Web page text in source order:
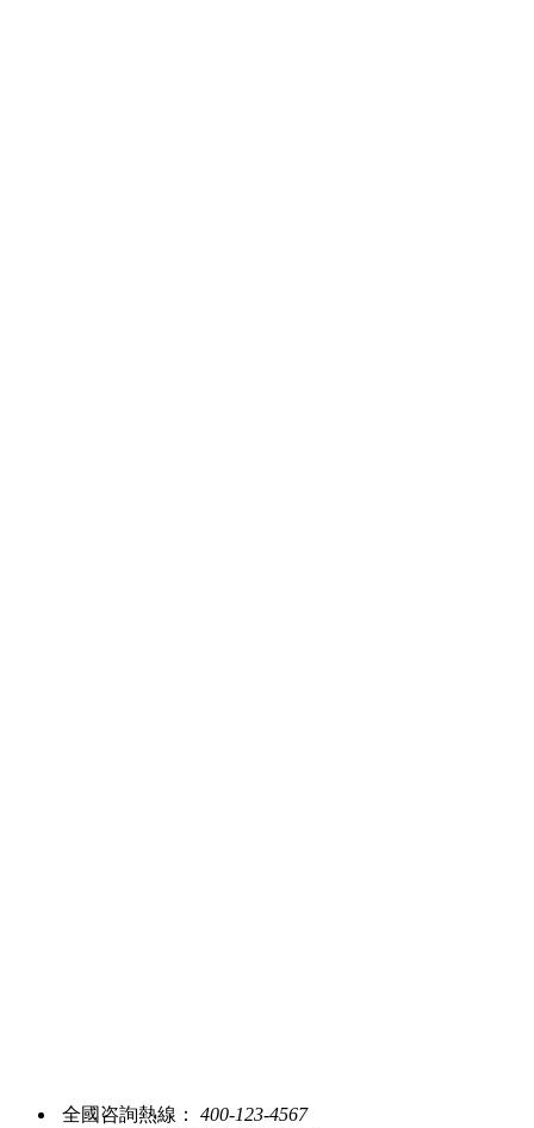
全國咨詢熱線： 400-123-4567